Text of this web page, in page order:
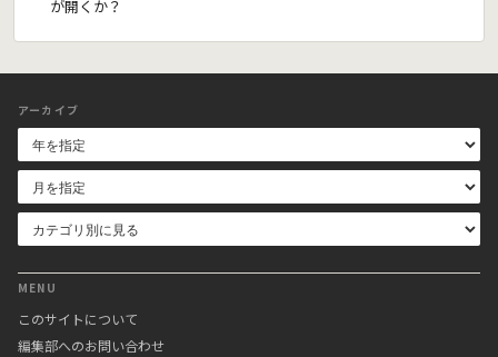
が開くか？
アーカイブ
MENU
このサイトについて
編集部へのお問い合わせ